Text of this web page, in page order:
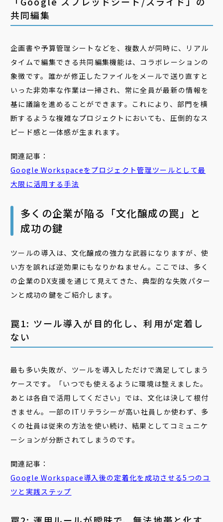
共同編集
企画書や予算管理シートなどを、複数人が同時に、リアル
タイムで編集できる共同編集機能は、コラボレーションの
象徴です。誰かが修正したファイルをメールで送り直すと
いった非効率な作業は一掃され、常に全員が最新の情報を
基に議論を進めることができます。これにより、部門を横
断するような複雑なプロジェクトにおいても、圧倒的なス
ピード感と一体感が生まれます。
関連記事：
Google Workspaceをプロジェクト管理ツールとして最
大限に活用する手法
多くの企業が陥る「文化醸成の罠」と
成功の鍵
ツールの導入は、文化醸成の強力な武器になりますが、使
い方を誤れば逆効果にもなりかねません。ここでは、多く
の企業のDX支援を通じて見えてきた、典型的な失敗パター
ンと成功の鍵をご紹介します。
罠1: ツール導入が目的化し、利用が定着し
ない
最も多い失敗が、ツールを導入しただけで満足してしまう
ケースです。「いつでも使えるように環境は整えました。
あとは各自で活用してください」では、文化は決して根付
きません。一部のITリテラシーが高い社員しか使わず、多
くの社員は従来の方法を使い続け、結果としてコミュニケ
ーションが分断されてしまうのです。
関連記事：
Google Workspace導入後の定着化を成功させる5つのコ
ツと実践ステップ